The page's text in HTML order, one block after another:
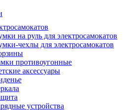
на руль для электросамокатов
чехлы для электросамокатов
противоугонные
аксессуары
устройства